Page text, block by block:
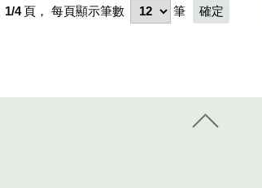
1/4 頁，每頁顯示筆數 筆